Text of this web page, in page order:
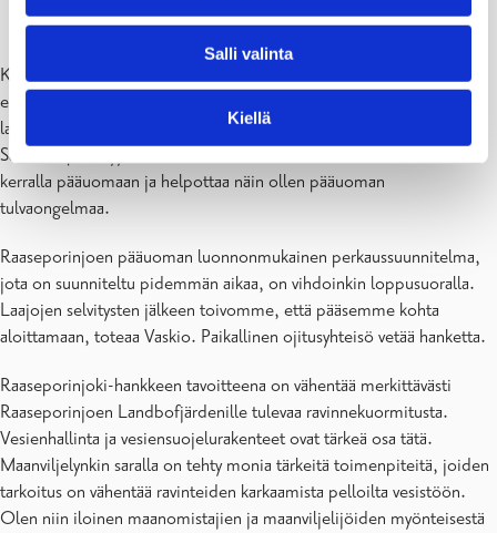
Salli valinta
Kiellä
valmistunut Vallarsvedjaan
Kosteikoilla on monia tehtäviä sen lisäksi että ne tarjoavat kodin
erilaisille kasvi ja eläinlajeille. Kosteikko kerää ravinteita syviin
laskeutumisaltaisiin ja kosteikon kasvillisuus sitoo ravinteita vedestä.
Sadevesi pidättyy kosteikossa rankkasateiden aikana eikä kaikki valu
kerralla pääuomaan ja helpottaa näin ollen pääuoman
tulvaongelmaa.
Raaseporinjoen pääuoman luonnonmukainen perkaussuunnitelma,
jota on suunniteltu pidemmän aikaa, on vihdoinkin loppusuoralla.
Laajojen selvitysten jälkeen toivomme, että pääsemme kohta
aloittamaan, toteaa Vaskio. Paikallinen ojitusyhteisö vetää hanketta.
Raaseporinjoki-hankkeen tavoitteena on vähentää merkittävästi
Raaseporinjoen Landbofjärdenille tulevaa ravinnekuormitusta.
Vesienhallinta ja vesiensuojelurakenteet ovat tärkeä osa tätä.
Maanviljelynkin saralla on tehty monia tärkeitä toimenpiteitä, joiden
tarkoitus on vähentää ravinteiden karkaamista pelloilta vesistöön.
Olen niin iloinen maanomistajien ja maanviljelijöiden myönteisestä